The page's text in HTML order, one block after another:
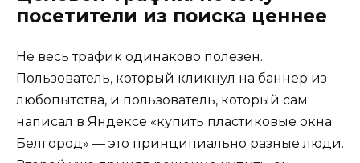
посетители из поиска ценнее
Не весь трафик одинаково полезен.
Пользователь, который кликнул на баннер из
любопытства, и пользователь, который сам
написал в Яндексе «купить пластиковые окна
Белгород» — это принципиально разные люди.